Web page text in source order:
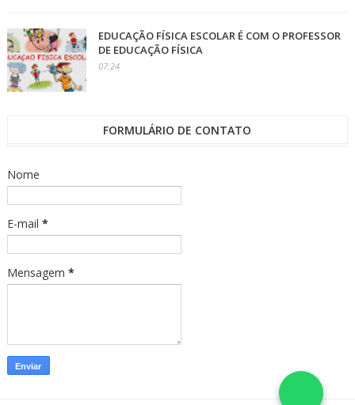
EDUCAÇÃO FÍSICA ESCOLAR É COM O PROFESSOR
DE EDUCAÇÃO FÍSICA
07:24
FORMULÁRIO DE CONTATO
Nome
E-mail *
Mensagem *